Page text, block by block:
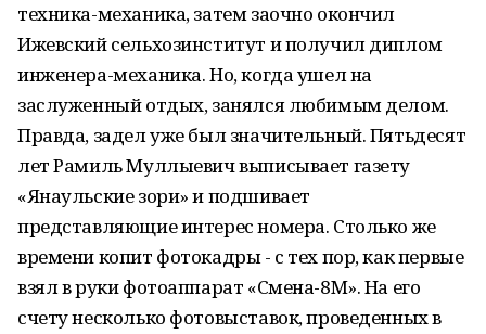
техника-механика, затем заочно окончил
Ижевский сельхозинститут и получил диплом
инженера-механика. Но, когда ушел на
заслуженный отдых, занялся любимым делом.
Правда, задел уже был значительный. Пятьдесят
лет Рамиль Муллыевич выписывает газету
«Янаульские зори» и подшивает
представляющие интерес номера. Столько же
времени копит фотокадры - с тех пор, как первые
взял в руки фотоаппарат «Смена-8М». На его
счету несколько фотовыставок, проведенных в